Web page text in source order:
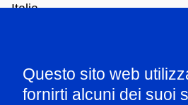
Questo sito web
fornirti alcuni dei suoi
Italia
Mar-Dom: dalle 10.00 alle